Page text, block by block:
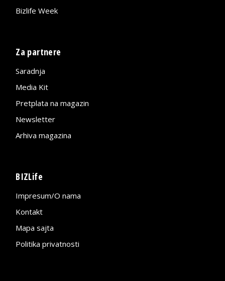
Bizlife Week
Za partnere
Saradnja
Media Kit
Pretplata na magazin
Newsletter
Arhiva magazina
BIZLife
Impresum/O nama
Kontakt
Mapa sajta
Politika privatnosti